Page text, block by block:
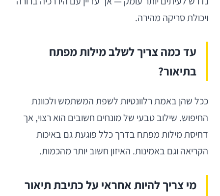
ויכולת סריקה מהירה.
עד כמה צריך לשלב מילות מפתח
בתיאור?
ככל שהן באמת רלוונטיות לשפת המשתמש ולכוונת
החיפוש. שילוב טבעי של מונחים חשובים הוא רצוי, אך
דחיסת מילות מפתח בדרך כלל פוגעת גם באיכות
הקריאה וגם באמינות. האיזון חשוב יותר מהכמות.
מי צריך להיות אחראי על כתיבת תיאור